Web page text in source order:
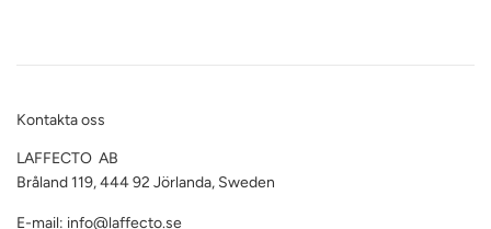
Kontakta oss
LAFFECTO AB
Bråland 119, 444 92 Jörlanda, Sweden
E-mail: info@laffecto.se